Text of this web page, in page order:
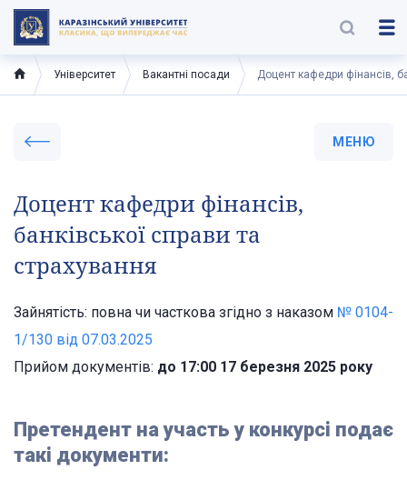
Університет Вакантні посади Доцент кафедри фінансів,
МЕНЮ
Доцент кафедри фінансів,
банківської справи та
страхування
Зайнятість: повна чи часткова згідно з наказом № 0104-
1/130 від 07.03.2025
Прийом документів: до 17:00 17 березня 2025 року
Претендент на участь у конкурсі подає
такі документи: